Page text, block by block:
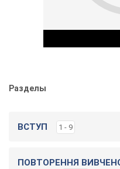
Разделы
ВСТУП 1 - 9
ПОВТОРЕННЯ